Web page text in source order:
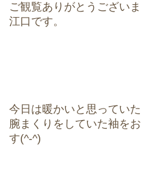
ご観覧ありがとうございま
江口です。
今日は暖かいと思ってい
腕まくりをしていた袖を
す(^-^)